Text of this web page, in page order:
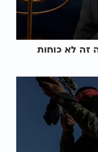
זה לא כוחות